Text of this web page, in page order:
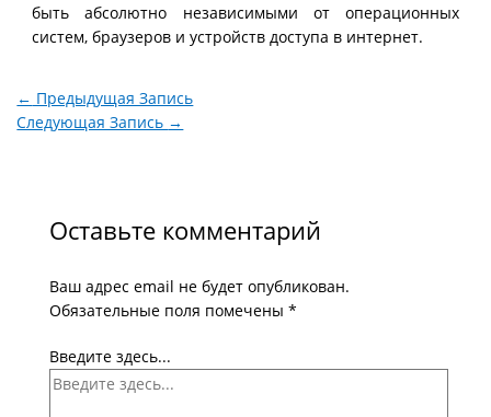
быть абсолютно независимыми от операционных
систем, браузеров и устройств доступа в интернет.
← Предыдущая Запись
Следующая Запись →
Оставьте комментарий
Ваш адрес email не будет опубликован.
Обязательные поля помечены *
Введите здесь...